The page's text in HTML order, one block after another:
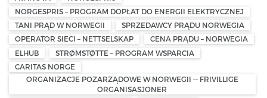
NORGESPRIS – PROGRAM DOPŁAT DO ENERGII ELEKTRYCZNEJ
TANI PRĄD W NORWEGII
SPRZEDAWCY PRĄDU NORWEGIA
OPERATOR SIECI – NETTSELSKAP
CENA PRĄDU – NORWEGIA
ELHUB
STRØMSTØTTE – PROGRAM WSPARCIA
CARITAS NORGE
ORGANIZACJE POZARZĄDOWE W NORWEGII — FRIVILLIGE
ORGANISASJONER